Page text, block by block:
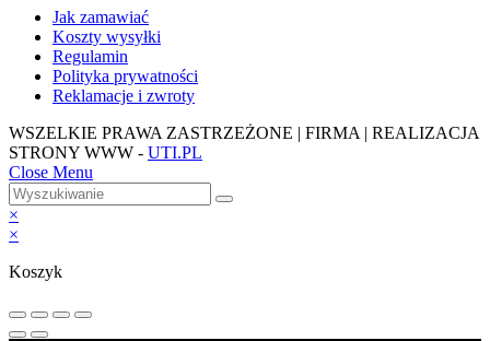
Jak zamawiać
Koszty wysyłki
Regulamin
Polityka prywatności
Reklamacje i zwroty
WSZELKIE PRAWA ZASTRZEŻONE | FIRMA | REALIZACJA
STRONY WWW - UTI.PL
Close Menu
×
×
Koszyk